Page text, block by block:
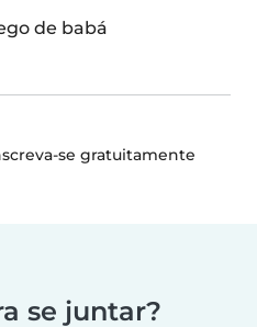
de babá
se gratuitamente
se juntar?